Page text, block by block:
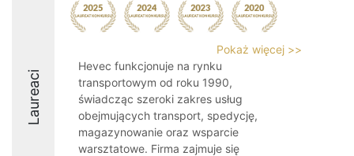
Laureaci
Pokaż więcej >>
Hevec funkcjonuje na rynku
transportowym od roku 1990,
świadcząc szeroki zakres usług
obejmujących transport, spedycję,
magazynowanie oraz wsparcie
warsztatowe. Firma zajmuje się